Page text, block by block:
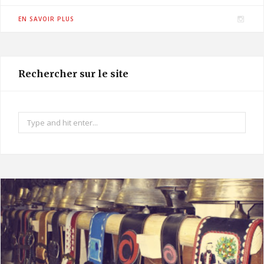
EN SAVOIR PLUS
I
r
Rechercher sur le site
Search
for: